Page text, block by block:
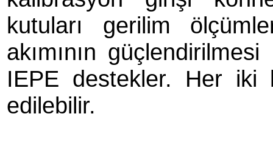
kutuları gerilim
akımının
IEPE destekler. Her iki
edilebilir.